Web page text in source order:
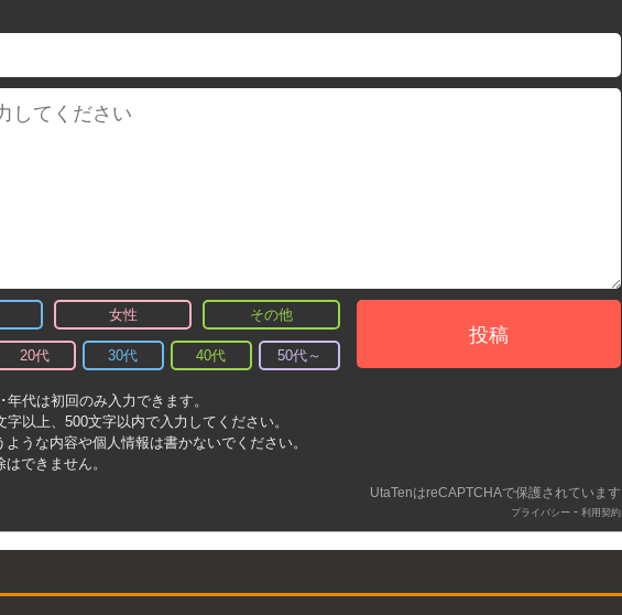
女性 その他
20代 30代 40代 50代～
投稿
代は初回のみ入力できます。
以上、500文字以内で入力してください。
うな内容や個人情報は書かないでください。
できません。
UtaTenはreCAPTCHAで保護されています
プライバシー - 利用契約